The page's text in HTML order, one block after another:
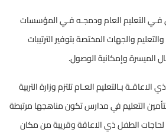
فـي التعليم العام ودمجـه فـي المؤسسات
والتعليم والجهات المختصة بتوفير الترتيبات
الميسرة وإمكانية الوصول.
بـالتعليم العـام تلتزم وزارة التربية
التعليم في مدارس تكون مناهجها مرتبطة
لحاجات الطفل ذي الاعاقة وقريبة من مكان